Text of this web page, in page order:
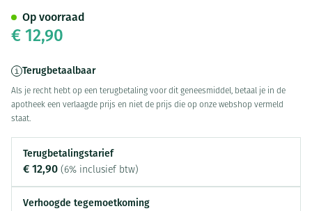
€ 12,90
Terugbetaalbaar
Als je recht hebt op een terugbetaling voor dit geneesmiddel, betaal je in de
apotheek een verlaagde prijs en niet de prijs die op onze webshop vermeld
staat.
Terugbetalingstarief
€ 12,90 (6% inclusief btw)
Verhoogde tegemoetkoming
Op voorraad